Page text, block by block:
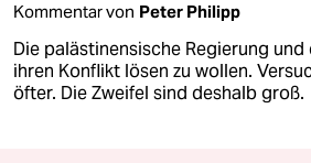
Kommentar von Peter Philipp
Die palästinensische Regierung und
ihren Konflikt lösen zu wollen.
öfter. Die Zweifel sind deshalb groß.